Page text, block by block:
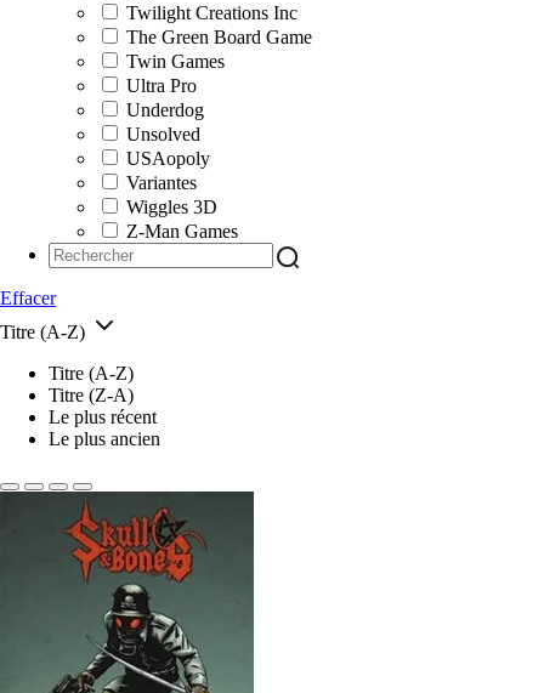
Twilight Creations Inc
The Green Board Game
Twin Games
Ultra Pro
Underdog
Unsolved
USAopoly
Variantes
Wiggles 3D
Z-Man Games
Effacer
Titre (A-Z)
Titre (A-Z)
Titre (Z-A)
Le plus récent
Le plus ancien